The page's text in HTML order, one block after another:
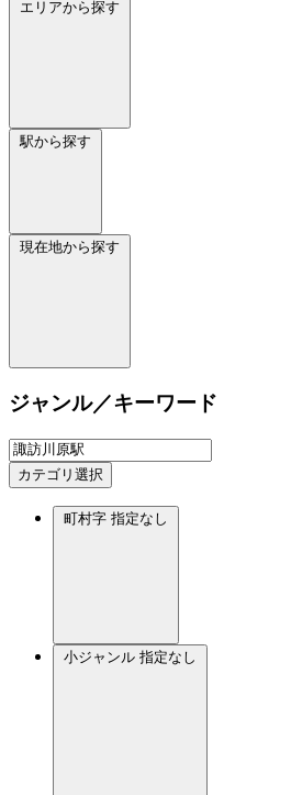
エリアから探す
駅から探す
現在地から探す
ジャンル／キーワード
カテゴリ選択
町村字 指定なし
小ジャンル 指定なし